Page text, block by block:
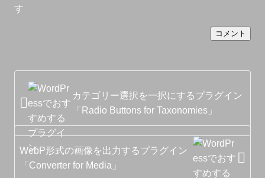
す
カテゴリー選択を一択にするプラグイン
「Radio Buttons for Taxonomies」
WebP形式の画像を出力するプラグイン
「Converter for Media」